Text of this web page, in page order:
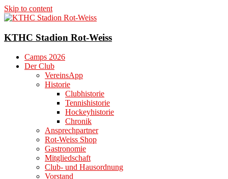
Skip to content
KTHC Stadion Rot-Weiss
Camps 2026
Der Club
VereinsApp
Historie
Clubhistorie
Tennishistorie
Hockeyhistorie
Chronik
Ansprechpartner
Rot-Weiss Shop
Gastronomie
Mitgliedschaft
Club- und Hausordnung
Vorstand